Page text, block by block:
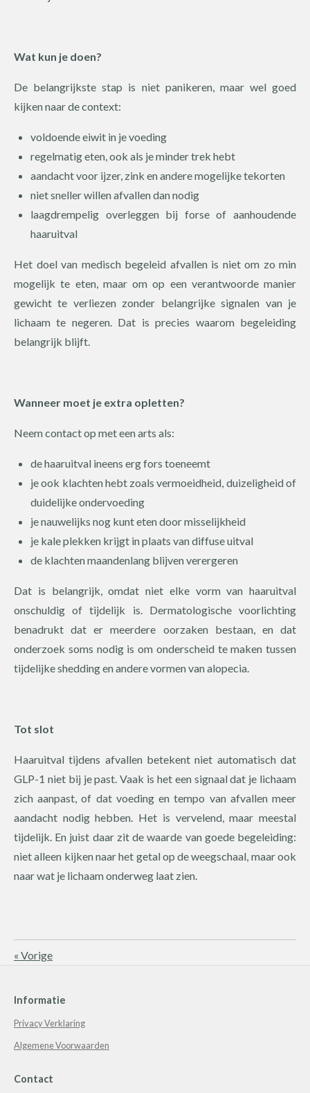
Wat kun je doen?
De belangrijkste stap is niet panikeren, maar wel goed
kijken naar de context:
voldoende eiwit in je voeding
regelmatig eten, ook als je minder trek hebt
aandacht voor ijzer, zink en andere mogelijke tekorten
niet sneller willen afvallen dan nodig
laagdrempelig overleggen bij forse of aanhoudende
haaruitval
Het doel van medisch begeleid afvallen is niet om zo min
mogelijk te eten, maar om op een verantwoorde manier
gewicht te verliezen zonder belangrijke signalen van je
lichaam te negeren. Dat is precies waarom begeleiding
belangrijk blijft.
Wanneer moet je extra opletten?
Neem contact op met een arts als:
de haaruitval ineens erg fors toeneemt
je ook klachten hebt zoals vermoeidheid, duizeligheid of
duidelijke ondervoeding
je nauwelijks nog kunt eten door misselijkheid
je kale plekken krijgt in plaats van diffuse uitval
de klachten maandenlang blijven verergeren
Dat is belangrijk, omdat niet elke vorm van haaruitval
onschuldig of tijdelijk is. Dermatologische voorlichting
benadrukt dat er meerdere oorzaken bestaan, en dat
onderzoek soms nodig is om onderscheid te maken tussen
tijdelijke shedding en andere vormen van alopecia.
Tot slot
Haaruitval tijdens afvallen betekent niet automatisch dat
GLP-1 niet bij je past. Vaak is het een signaal dat je lichaam
zich aanpast, of dat voeding en tempo van afvallen meer
aandacht nodig hebben. Het is vervelend, maar meestal
tijdelijk. En juist daar zit de waarde van goede begeleiding:
niet alleen kijken naar het getal op de weegschaal, maar ook
naar wat je lichaam onderweg laat zien.
« Vorige
Informatie
Privacy Verklaring
Algemene Voorwaarden
Contact